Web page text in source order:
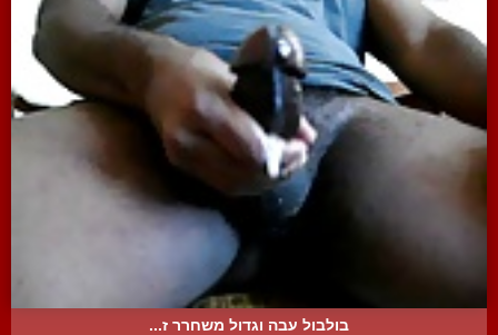
בולבול עבה וגדול משחרר ז...